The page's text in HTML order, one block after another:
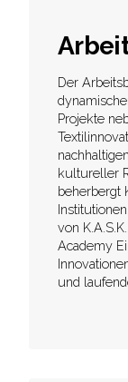
Der
Projekte
kultureller
beherbergt
von
Academy
und